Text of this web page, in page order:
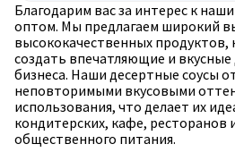
Благодарим вас за интерес к
оптом. Мы предлагаем широкий
высококачественных
создать впечатляющие и
бизнеса. Наши десертные соусы
неповторимыми вкусовыми
использования, что делает их
кондитерских, кафе, ресторанов
общественного питания.